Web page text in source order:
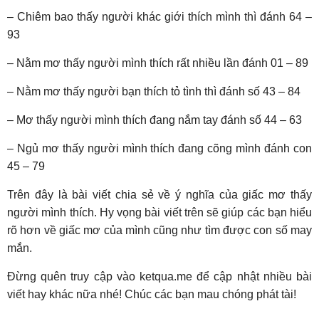
– Chiêm bao thấy người khác giới thích mình thì đánh 64 –
93
– Nằm mơ thấy người mình thích rất nhiều lần đánh 01 – 89
– Nằm mơ thấy người bạn thích tỏ tình thì đánh số 43 – 84
– Mơ thấy người mình thích đang nắm tay đánh số 44 – 63
– Ngủ mơ thấy người mình thích đang cõng mình đánh con
45 – 79
Trên đây là bài viết chia sẻ về ý nghĩa của giấc mơ thấy
người mình thích. Hy vọng bài viết trên sẽ giúp các bạn hiểu
rõ hơn về giấc mơ của mình cũng như tìm được con số may
mắn.
Đừng quên truy cập vào ketqua.me để cập nhật nhiều bài
viết hay khác nữa nhé! Chúc các bạn mau chóng phát tài!